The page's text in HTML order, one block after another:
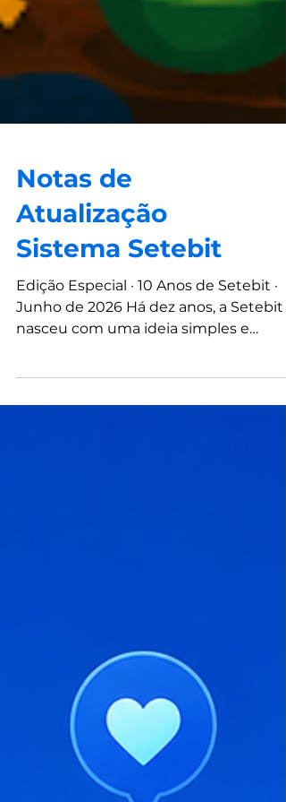
Notas de
Atualização
Sistema Setebit
Edição Especial · 10 Anos de Setebit ·
Junho de 2026 Há dez anos, a Setebit
ambiciosa: construir a plataforma mais